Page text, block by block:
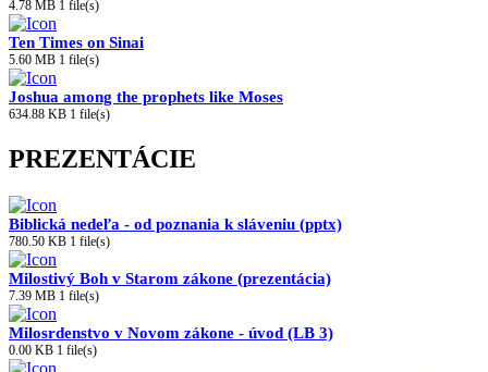
4.78 MB 1 file(s)
Ten Times on Sinai
5.60 MB 1 file(s)
Joshua among the prophets like Moses
634.88 KB 1 file(s)
PREZENTÁCIE
Biblická nedeľa - od poznania k sláveniu (pptx)
780.50 KB 1 file(s)
Milostivý Boh v Starom zákone (prezentácia)
7.39 MB 1 file(s)
Milosrdenstvo v Novom zákone - úvod (LB 3)
0.00 KB 1 file(s)